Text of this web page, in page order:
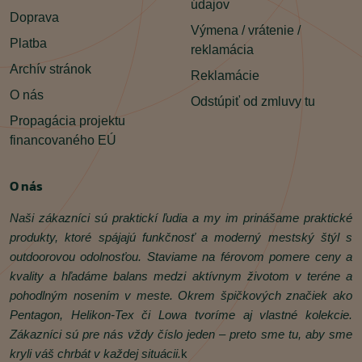
Doprava
Platba
Archív stránok
O nás
Propagácia projektu
financovaného EÚ
údajov
Výmena / vrátenie /
reklamácia
Reklamácie
Odstúpiť od zmluvy tu
O nás
Naši zákazníci sú praktickí ľudia a my im prinášame praktické
produkty, ktoré spájajú funkčnosť a moderný mestský štýl s
outdoorovou odolnosťou. Staviame na férovom pomere ceny a
kvality a hľadáme balans medzi aktívnym životom v teréne a
pohodlným nosením v meste. Okrem špičkových značiek ako
Pentagon, Helikon‑Tex či Lowa tvoríme aj vlastné kolekcie.
Zákazníci sú pre nás vždy číslo jeden – preto sme tu, aby sme
kryli váš chrbát v každej situácii.k